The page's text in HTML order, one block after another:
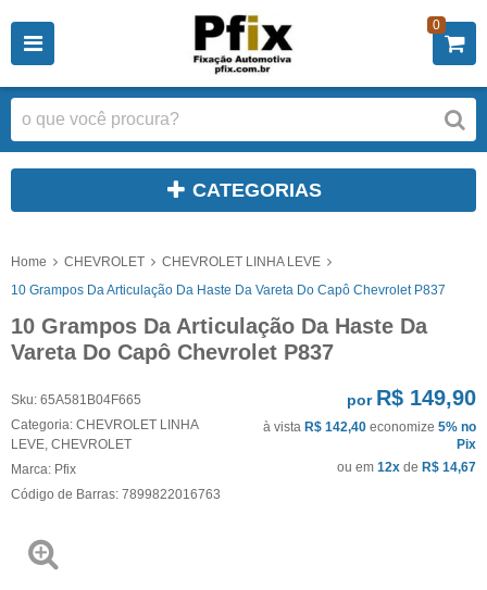
0
CATEGORIAS
Home CHEVROLET
CHEVROLET LINHA LEVE
10 Grampos Da Articulação Da Haste Da Vareta Do Capô Chevrolet P837
10 Grampos Da Articulação Da Haste Da
Vareta Do Capô Chevrolet P837
Sku: 65A581B04F665
Categoria: CHEVROLET LINHA
LEVE CHEVROLET
Marca: Pfix
Código de Barras: 7899822016763
por R$ 149,90
à vista R$ 142,40 economize 5% no
Pix
ou em 12x de R$ 14,67